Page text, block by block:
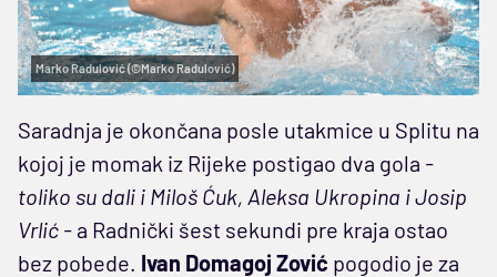
Marko Radulović (©Marko Radulović)
Saradnja je okončana posle utakmice u Splitu na
kojoj je momak iz Rijeke postigao dva gola -
toliko su dali i Miloš Ćuk, Aleksa Ukropina i Josip
Vrlić - a Radnički šest sekundi pre kraja ostao
bez pobede. Ivan Domagoj Zović pogodio je za